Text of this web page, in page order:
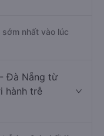
nhất vào lúc
Đà Nẵng từ
hành trễ